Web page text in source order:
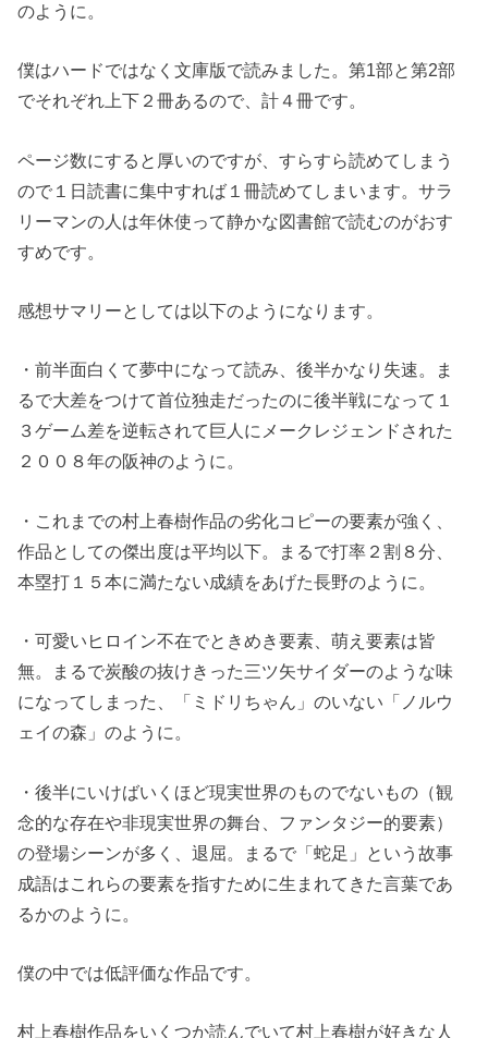
のように。
僕はハードではなく文庫版で読みました。第1部と第2部
でそれぞれ上下２冊あるので、計４冊です。
ページ数にすると厚いのですが、すらすら読めてしまう
ので１日読書に集中すれば１冊読めてしまいます。サラ
リーマンの人は年休使って静かな図書館で読むのがおす
すめです。
感想サマリーとしては以下のようになります。
・前半面白くて夢中になって読み、後半かなり失速。ま
るで大差をつけて首位独走だったのに後半戦になって１
３ゲーム差を逆転されて巨人にメークレジェンドされた
２００８年の阪神のように。
・これまでの村上春樹作品の劣化コピーの要素が強く、
作品としての傑出度は平均以下。まるで打率２割８分、
本塁打１５本に満たない成績をあげた長野のように。
・可愛いヒロイン不在でときめき要素、萌え要素は皆
無。まるで炭酸の抜けきった三ツ矢サイダーのような味
になってしまった、「ミドリちゃん」のいない「ノルウ
ェイの森」のように。
・後半にいけばいくほど現実世界のものでないもの（観
念的な存在や非現実世界の舞台、ファンタジー的要素）
の登場シーンが多く、退屈。まるで「蛇足」という故事
成語はこれらの要素を指すために生まれてきた言葉であ
るかのように。
僕の中では低評価な作品です。
村上春樹作品をいくつか読んでいて村上春樹が好きな人